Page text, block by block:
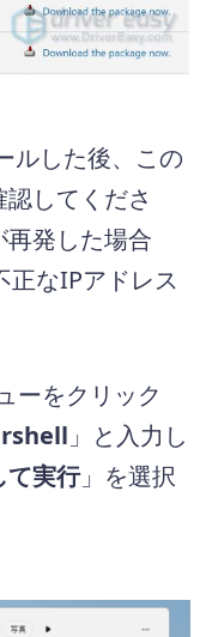
ルした後、この
してくださ
発した場合
正なIPアドレス
ーをクリック
」と入力し
て実行」を選択